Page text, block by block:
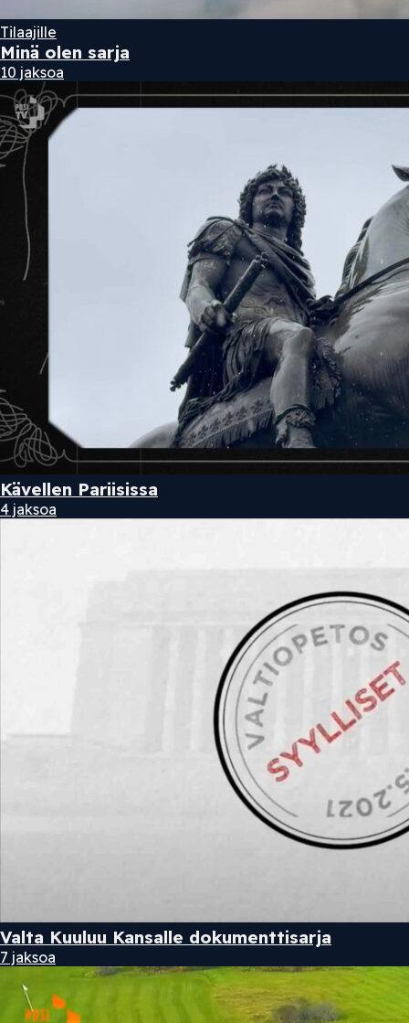
Tilaajille
Minä olen sarja
10 jaksoa
Kävellen Pariisissa
4 jaksoa
Valta Kuuluu Kansalle dokumenttisarja
7 jaksoa